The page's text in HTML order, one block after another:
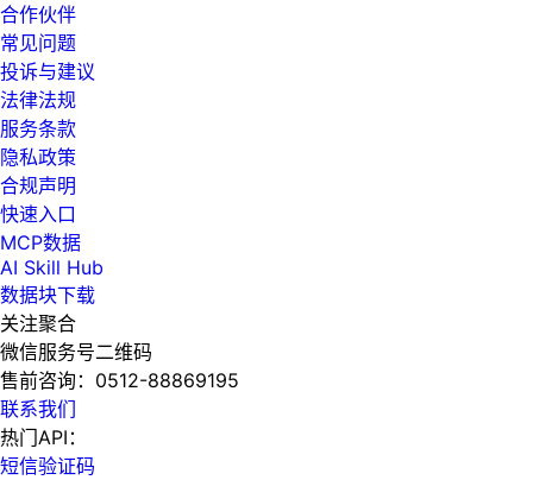
合作伙伴
常见问题
投诉与建议
法律法规
服务条款
隐私政策
合规声明
快速入口
MCP数据
AI Skill Hub
数据块下载
关注聚合
微信服务号二维码
售前咨询： 0512-88869195
联系我们
热门API：
短信验证码